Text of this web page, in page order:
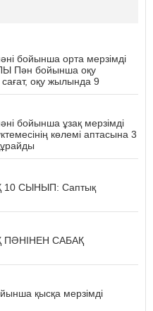
бойынша орта мерзімді
Пән бойынша оқу
сағат, оқу жылында 9
бойынша ұзақ мерзімді
көлемі аптасына 3
СЫНЫП: Саптық
САБАҚ
қысқа мерзімді